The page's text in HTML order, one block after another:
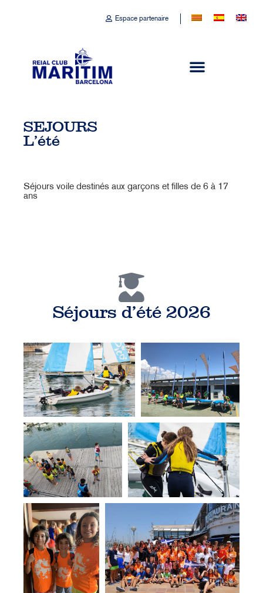
Espace partenaire
SEJOURS
L'été
Séjours voile destinés aux garçons et filles de 6 à 17
ans
Séjours d'été 2026